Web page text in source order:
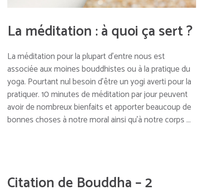
La méditation : à quoi ça sert ?
La méditation pour la plupart d’entre nous est
associée aux moines bouddhistes ou à la pratique du
yoga. Pourtant nul besoin d’être un yogi averti pour la
pratiquer. 10 minutes de méditation par jour peuvent
avoir de nombreux bienfaits et apporter beaucoup de
bonnes choses à notre moral ainsi qu’à notre corps …
Citation de Bouddha – 2